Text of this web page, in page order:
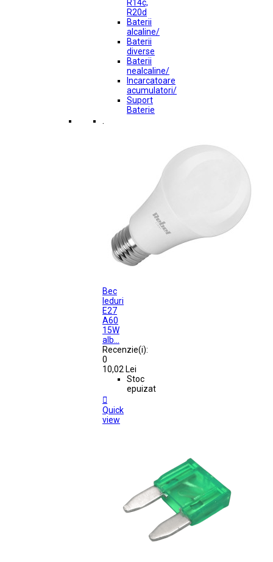
R14c,
R20d
Baterii
alcaline/
Baterii
diverse
Baterii
nealcaline/
Incarcatoare
acumulatori/
Suport
Baterie
.
Bec
leduri
E27
A60
15W
alb...
Recenzie(i):
0
10,02 Lei
Stoc
epuizat

Quick
view